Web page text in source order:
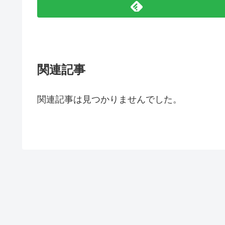
関連記事
関連記事は見つかりませんでした。